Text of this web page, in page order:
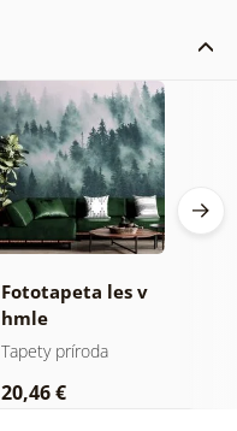
Fototapeta les v
hmle
Tapety príroda
20,46 €